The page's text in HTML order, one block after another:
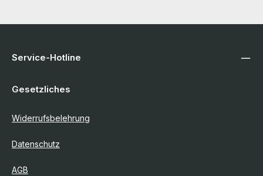
Service-Hotline
Gesetzliches
Widerrufsbelehrung
Datenschutz
AGB